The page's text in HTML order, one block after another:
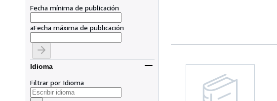
Fecha mínima de publicación
aFecha máxima de publicación
Idioma
Filtrar por Idioma